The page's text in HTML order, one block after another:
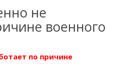
не
военного
по причине